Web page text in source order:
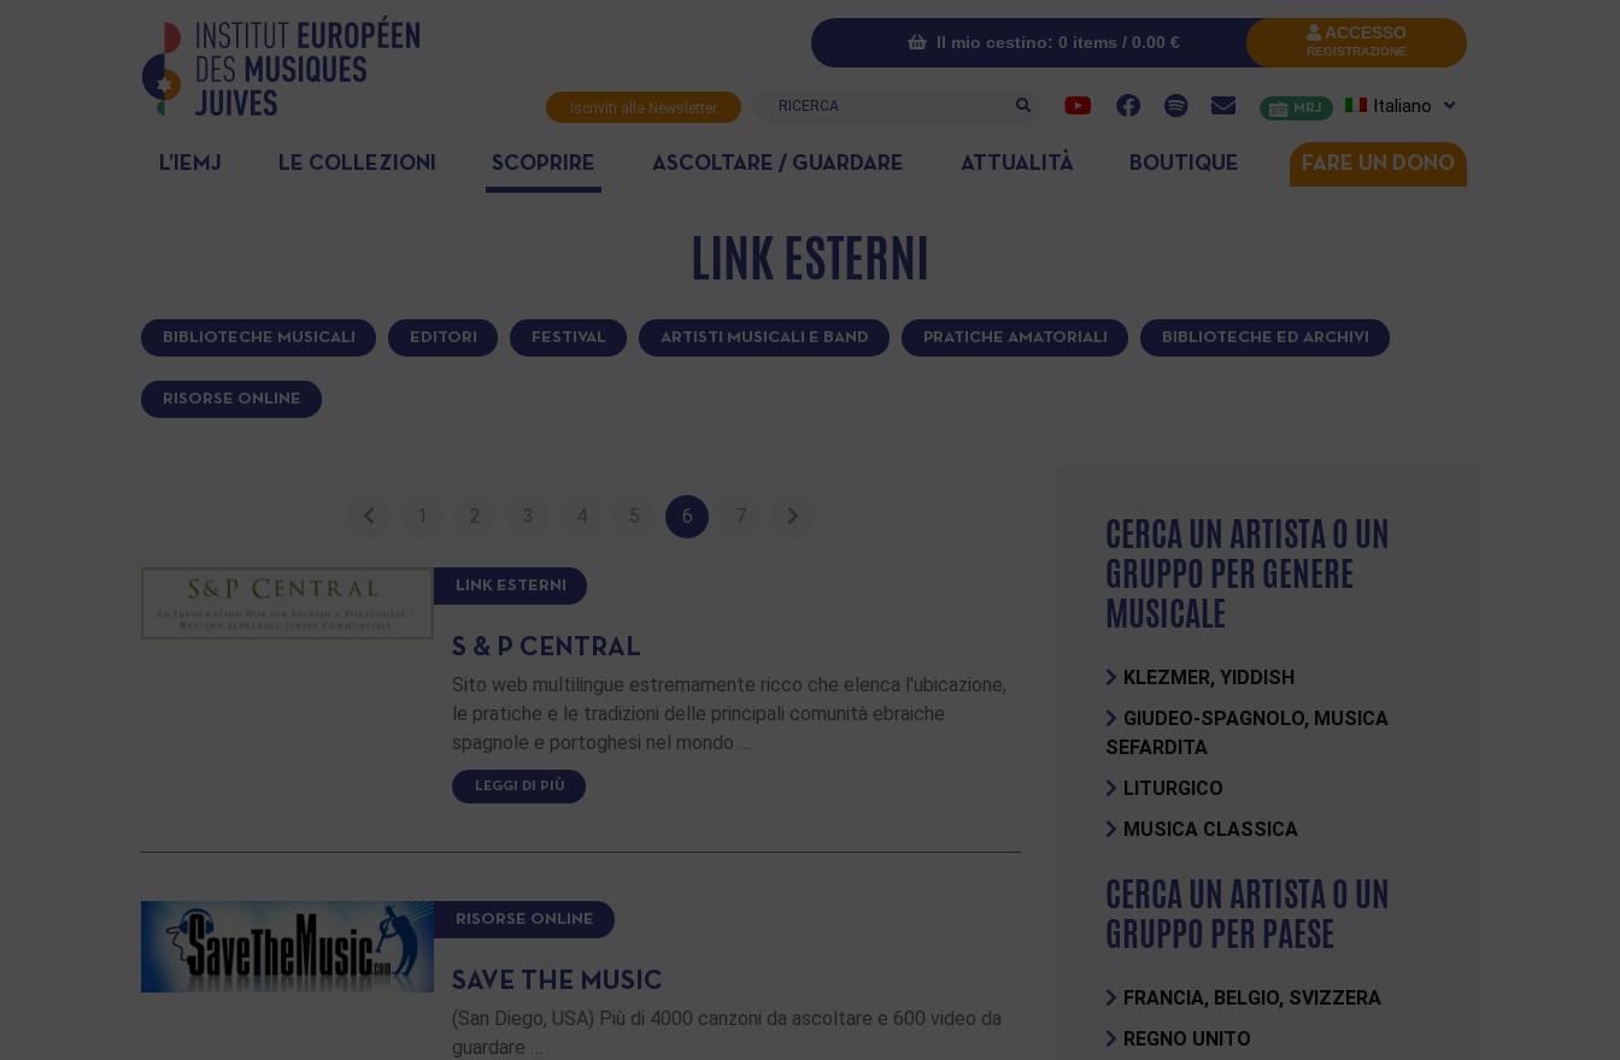
Il mio cestino: 0 items / 0.00 € ACCESSO
REGISTRAZIONE
Iscriviti alla Newsletter Ricerca MRJ Italiano
L’IEMJ LE COLLEZIONI SCOPRIRE ASCOLTARE / GUARDARE ATTUALITÀ BOUTIQUE FARE UN DONO
LINK ESTERNI
BIBLIOTECHE MUSICALI EDITORI FESTIVAL ARTISTI MUSICALI E BAND PRATICHE AMATORIALI BIBLIOTECHE ED ARCHIVI
RISORSE ONLINE
1 2 3 4 5 6 7
LINK ESTERNI
S & P CENTRAL
Sito web multilingue estremamente ricco che elenca l'ubicazione,
le pratiche e le tradizioni delle principali comunità ebraiche
spagnole e portoghesi nel mondo …
LEGGI DI PIÙ
RISORSE ONLINE
SAVE THE MUSIC
(San Diego, USA) Più di 4000 canzoni da ascoltare e 600 video da
guardare …
CERCA UN ARTISTA O UN
GRUPPO PER GENERE
MUSICALE
KLEZMER, YIDDISH
GIUDEO-SPAGNOLO, MUSICA
SEFARDITA
LITURGICO
MUSICA CLASSICA
CERCA UN ARTISTA O UN
GRUPPO PER PAESE
FRANCIA, BELGIO, SVIZZERA
REGNO UNITO